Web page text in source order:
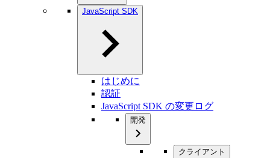
JavaScript SDK
はじめに
認証
JavaScript SDK の変更ログ
開発
クライアント